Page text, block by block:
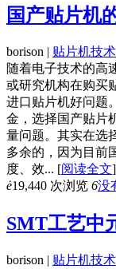
国产贴片机
borison | 贴片机技术
随着电子技术的高
或研究机构在购买
进口贴片机好问题
金，选择国产贴片
量问题。其实在选
多余的，因为目前
度、效... [阅读全文]
ė19,440 次浏览 6没
SMT工艺中
borison | 贴片机技术